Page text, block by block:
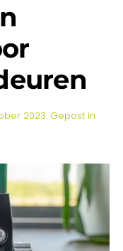
2023. Gepost in